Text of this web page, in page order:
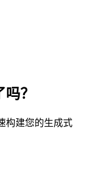
？
构建您的生成式